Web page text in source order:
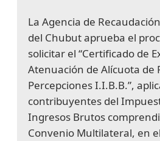
La Agencia de
del Chubut aprueba el
solicitar el “Certificado de
Atenuación de Alícuota de
Percepciones I.I.B.B.”,
contribuyentes del
Ingresos Brutos
Convenio Multilateral, en